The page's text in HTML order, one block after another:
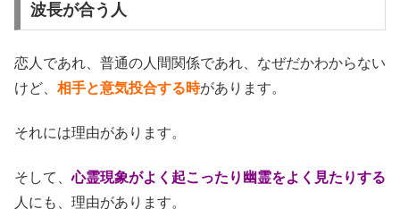
波長が合う人
恋人であれ、普通の人間関係であれ、なぜだかわからない
けど、 相手と意気投合する時があります。
それには理由があります。
そして、心霊現象がよく起こったり幽霊をよく見たりする
人にも、理由があります。